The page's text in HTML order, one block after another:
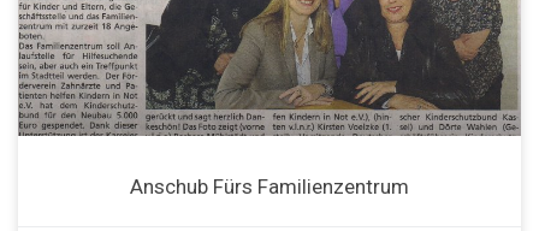
Anschub Fürs Familienzentrum